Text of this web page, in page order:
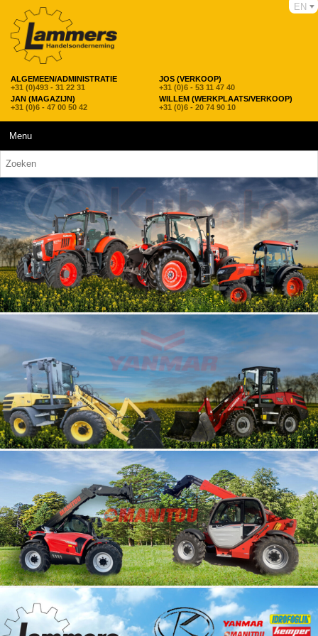
ALGEMEEN/ADMINISTRATIE
+31 (0)493 - 31 22 31
JOS (VERKOOP)
+31 (0)6 - 53 11 47 40
JAN (MAGAZIJN)
+31 (0)6 - 47 00 50 42
WILLEM (WERKPLAATS/VERKOOP)
+31 (0)6 - 20 74 90 10
EN
Menu